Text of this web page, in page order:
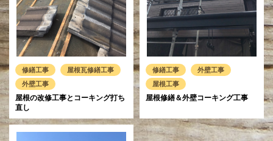
修繕工事
屋根瓦修繕工事
外壁工事
屋根の改修工事とコーキング打ち
直し
修繕工事
外壁工事
屋根工事
屋根修繕＆外壁コーキング工事